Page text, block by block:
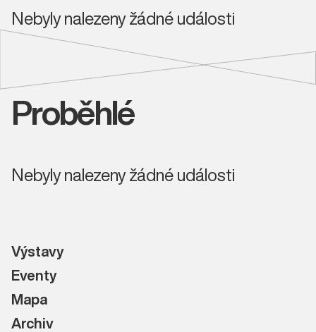
Nebyly nalezeny žádné události
Proběhlé
Nebyly nalezeny žádné události
Výstavy
Eventy
Mapa
Archiv